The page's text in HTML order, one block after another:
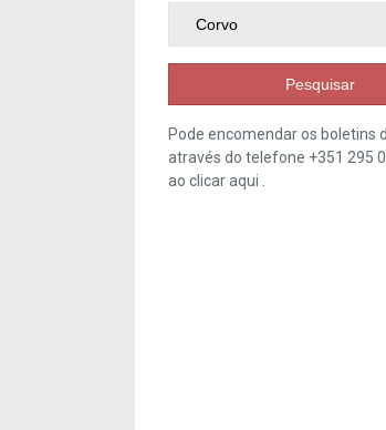
Pesquisar
Pode encomendar os boletins
através do telefone +351 295
ao clicaraqui